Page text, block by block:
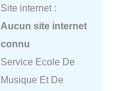
Site internet :
Aucun site internet
connu
Service Ecole De
Musique Et De